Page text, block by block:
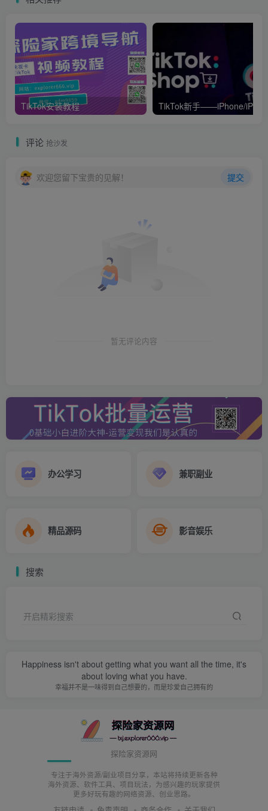
但这点变现能力，在瑟流面前属实一点都不夸张，只不过再
大的体量，没有人敢去干了，见好就收罢了！
瑟流在互联网有多庞大，相信不用我多说吧！
很多人都知道瑟流在互联网是最多的，不得不说的是，这部
群体之一！
并且在互联网，这部分群体不论任何时期，它都是最庞大的
一个群体，也只有这部分群体引流最容易！就算再劣质，流
只不过很多人都不知道这种流量，它到底该怎么去变现！
在这个领域，有很多人都能轻松获取到大量的瑟流，因为简
但是这部分群体变现极其困难，想快速变现，就很容易擦
目，所获取的流量，基本上都是一次性就报废了，不会有什
么后续转化。
源，你发现网上很多人在找这些资源，而你又是一个热心
与其免费送资源给别人，不如就放到自己的平台上，让他们
自助领取，这样你不仅省心了，还可以赚点广告收益，自己
你只需要将你拥有的资源，放到迅雷或者夸克、UC、诚通等
假如他们是这些网盘平台的新用户，那你就可以获得网盘拉
新的收益，直接做到一石三鸟，可还行？
各个网盘的拉新现在单价一般都比较低，早期的时候某些网
盘拉新还是非常值得做的！
TikTok安装教程
评论 抢沙发
欢迎您留下宝贵的见解！ 提交
暂无评论内容
办公学习 兼职副业
精品源码 影音娱乐
搜索
开启精彩搜索
Happiness isn't about getting what you want all the time, it's
about loving what you have.
幸福并不是一味得到自己想要的，而是珍爱自己拥有的
探险家资源网
专注于海外资源/副业项目分享，本站将持续更新各种
海外资源、软件工具、项目玩法，为感兴趣的玩家提供
更多好玩有趣的网络资源、创业思路。